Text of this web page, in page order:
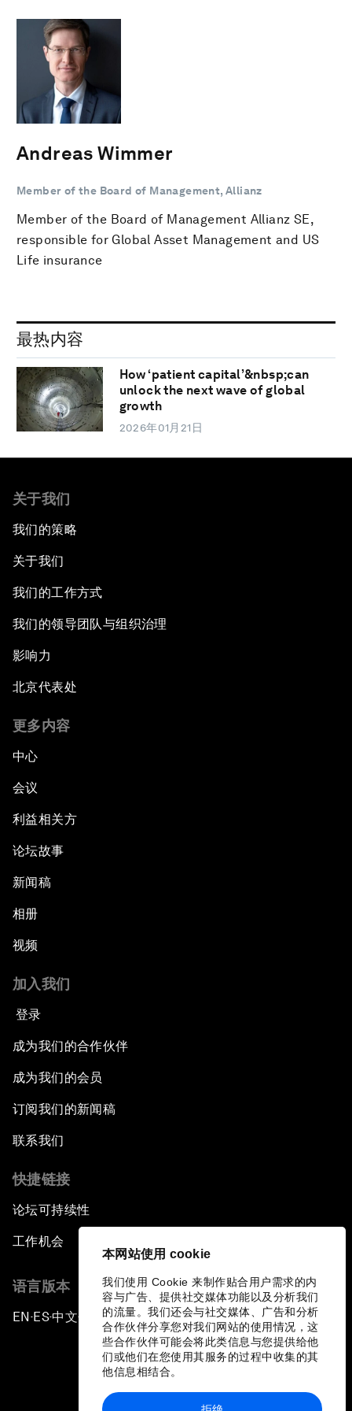
本网站使用 cookie
我们使用 Cookie 来制作贴合用户需求的内
容与广告、提供社交媒体功能以及分析我们
的流量。我们还会与社交媒体、广告和分析
合作伙伴分享您对我们网站的使用情况，这
些合作伙伴可能会将此类信息与您提供给他
们或他们在您使用其服务的过程中收集的其
他信息相结合。
Andreas Wimmer
Member of the Board of Management, Allianz
Member of the Board of Management Allianz SE,
responsible for Global Asset Management and US
Life insurance
最热内容
How ‘patient capital’&nbsp;can
unlock the next wave of global
growth
2026年01月21日
关于我们
我们的策略
关于我们
我们的工作方式
我们的领导团队与组织治理
影响力
北京代表处
更多内容
中心
会议
利益相关方
论坛故事
新闻稿
相册
视频
加入我们
登录
成为我们的合作伙伴
成为我们的会员
订阅我们的新闻稿
联系我们
快捷链接
论坛可持续性
工作机会
语言版本
EN ▪ ES▪中文▪ 日本語